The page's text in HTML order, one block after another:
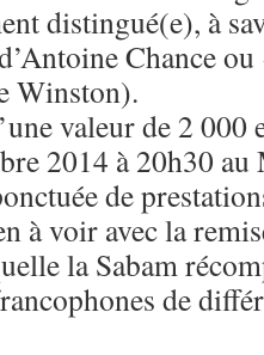
distingué(e), à
Chance
Winston).
valeur de 2 000
2014 à 20h30
de
à voir avec la
la Sabam
de